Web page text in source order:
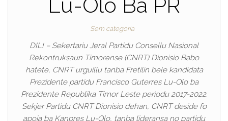
Lu-Olo Ba PR
Sem categoria
DILI – Sekertariu Jeral Partidu Consellu Nasional
Rekontruksaun Timorense (CNRT) Dionisio Babo
hatete, CNRT urguillu tanba Fretilin bele kandidata
Prezidente partidu Francisco Guterres Lu-Olo ba
Prezidente Republika Timor Leste periodu 2017-2022.
Sekjer Partidu CNRT Dionisio dehan, CNRT deside fo
apoia ba Kanpres Lu-Olo, tanba lideransa no partidu